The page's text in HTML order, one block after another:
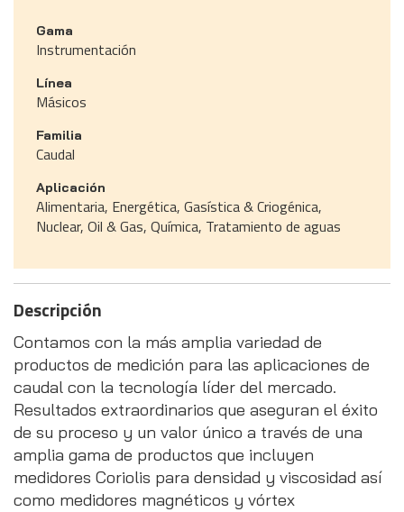
Gama
Instrumentación
Línea
Másicos
Familia
Caudal
Aplicación
Alimentaria, Energética, Gasística & Criogénica,
Nuclear, Oil & Gas, Química, Tratamiento de aguas
Descripción
Contamos con la más amplia variedad de
productos de medición para las aplicaciones de
caudal con la tecnología líder del mercado.
Resultados extraordinarios que aseguran el éxito
de su proceso y un valor único a través de una
amplia gama de productos que incluyen
medidores Coriolis para densidad y viscosidad así
como medidores magnéticos y vórtex